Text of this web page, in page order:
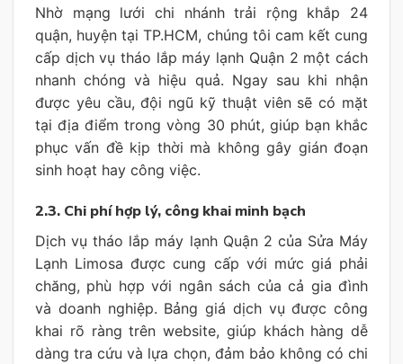
Nhờ mạng lưới chi nhánh trải rộng khắp 24
quận, huyện tại TP.HCM, chúng tôi cam kết cung
cấp dịch vụ tháo lắp máy lạnh Quận 2 một cách
nhanh chóng và hiệu quả. Ngay sau khi nhận
được yêu cầu, đội ngũ kỹ thuật viên sẽ có mặt
tại địa điểm trong vòng 30 phút, giúp bạn khắc
phục vấn đề kịp thời mà không gây gián đoạn
sinh hoạt hay công việc.
2.3. Chi phí hợp lý, công khai minh bạch
Dịch vụ tháo lắp máy lạnh Quận 2 của Sửa Máy
Lạnh Limosa được cung cấp với mức giá phải
chăng, phù hợp với ngân sách của cả gia đình
và doanh nghiệp. Bảng giá dịch vụ được công
khai rõ ràng trên website, giúp khách hàng dễ
dàng tra cứu và lựa chọn, đảm bảo không có chi